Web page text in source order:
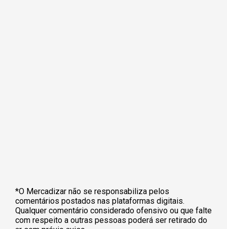
*O Mercadizar não se responsabiliza pelos
comentários postados nas plataformas digitais.
Qualquer comentário considerado ofensivo ou que falte
com respeito a outras pessoas poderá ser retirado do